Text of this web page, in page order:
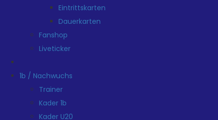
Eintrittskarten
Dauerkarten
Fanshop
Liveticker
1b / Nachwuchs
Trainer
Kader 1b
Kader U20